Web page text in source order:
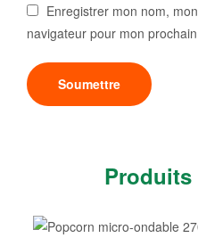
Enregistrer mon nom,
navigateur pour mon